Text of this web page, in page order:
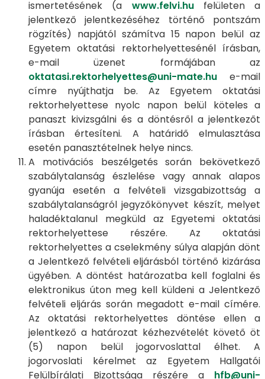
ismertetésének (a www.felvi.hufelületen a
jelentkező jelentkezéséhez történő pontszám
rögzítés) napjától számítva 15 napon belül az
Egyetem oktatási rektorhelyettesénél írásban,
e-mail üzenet formájában az
oktatasi.rektorhelyettes@uni-mate.hu e-mail
címre nyújthatja be. Az Egyetem oktatási
rektorhelyettese nyolc napon belül köteles a
panaszt kivizsgálni és a döntésről a jelentkezőt
írásban értesíteni. A határidő elmulasztása
esetén panasztételnek helye nincs.
A motivációs beszélgetés során bekövetkező
szabálytalanság észlelése vagy annak alapos
gyanúja esetén a felvételi vizsgabizottság a
szabálytalanságról jegyzőkönyvet készít, melyet
haladéktalanul megküld az Egyetemi oktatási
rektorhelyettese részére. Az oktatási
rektorhelyettes a cselekmény súlya alapján dönt
a Jelentkező felvételi eljárásból történő kizárása
ügyében. A döntést határozatba kell foglalni és
elektronikus úton meg kell küldeni a Jelentkező
felvételi eljárás során megadott e-mail címére.
Az oktatási rektorhelyettes döntése ellen a
jelentkező a határozat kézhezvételét követő öt
(5) napon belül jogorvoslattal élhet. A
jogorvoslati kérelmet az Egyetem Hallgatói
Felülbírálati Bizottsága részére a hfb@uni-